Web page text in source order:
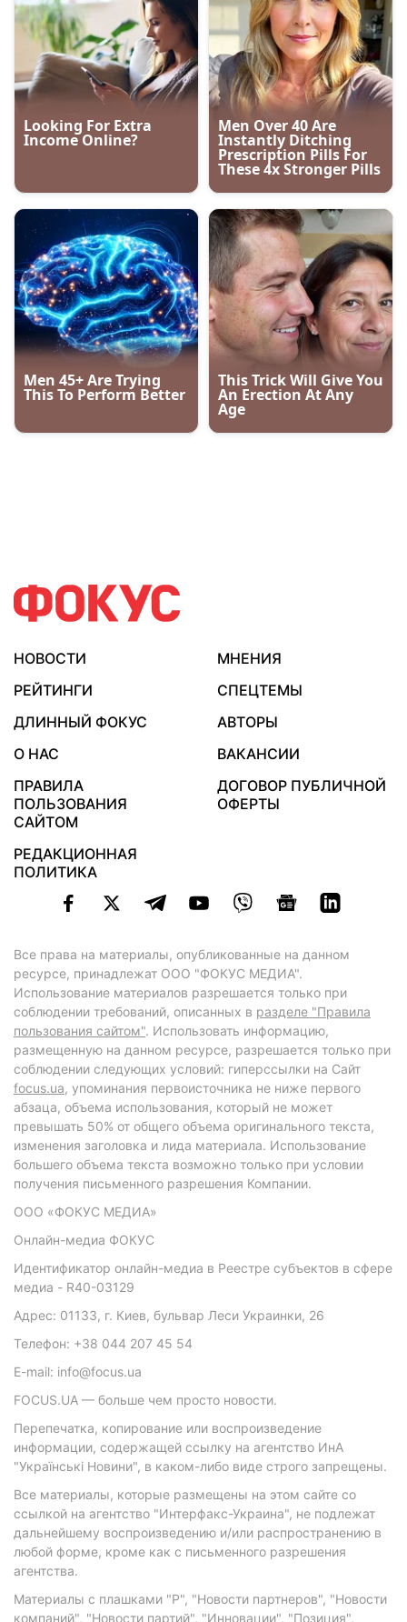
НОВОСТИ
МНЕНИЯ
РЕЙТИНГИ
СПЕЦТЕМЫ
ДЛИННЫЙ ФОКУС
АВТОРЫ
О НАС
ВАКАНСИИ
ПРАВИЛА
ПОЛЬЗОВАНИЯ
САЙТОМ
ДОГОВОР ПУБЛИЧНОЙ
ОФЕРТЫ
РЕДАКЦИОННАЯ
ПОЛИТИКА
Все права на материалы, опубликованные на данном
ресурсе, принадлежат ООО "ФОКУС МЕДИА".
Использование материалов разрешается только при
соблюдении требований, описанных в разделе "Правила
пользования сайтом". Использовать информацию,
размещенную на данном ресурсе, разрешается только при
соблюдении следующих условий: гиперссылки на Сайт
focus.ua, упоминания первоисточника не ниже первого
абзаца, объема использования, который не может
превышать 50% от общего объема оригинального текста,
изменения заголовка и лида материала. Использование
большего объема текста возможно только при условии
получения письменного разрешения Компании.
ООО «ФОКУС МЕДИА»
Онлайн-медиа ФОКУС
Идентификатор онлайн-медиа в Реестре субъектов в сфере
медиа - R40-03129
Адрес: 01133, г. Киев, бульвар Леси Украинки, 26
Телефон: +38 044 207 45 54
E-mail: info@focus.ua
FOCUS.UA — больше чем просто новости.
Перепечатка, копирование или воспроизведение
информации, содержащей ссылку на агентство ИнА
"Українські Новини", в каком-либо виде строго запрещены.
Все материалы, которые размещены на этом сайте со
ссылкой на агентство "Интерфакс-Украина", не подлежат
дальнейшему воспроизведению и/или распространению в
любой форме, кроме как с письменного разрешения
агентства.
Материалы с плашками "Р", "Новости партнеров", "Новости
компаний", "Новости партий", "Инновации", "Позиция",